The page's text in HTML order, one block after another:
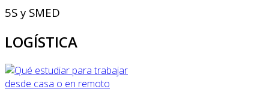
5S y SMED
LOGÍSTICA